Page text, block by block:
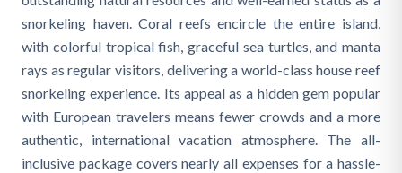
snorkeling haven. Coral reefs encircle the entire island,
with colorful tropical fish, graceful sea turtles, and manta
rays as regular visitors, delivering a world-class house reef
snorkeling experience. Its appeal as a hidden gem popular
with European travelers means fewer crowds and a more
authentic, international vacation atmosphere. The all-
inclusive package covers nearly all expenses for a hassle-